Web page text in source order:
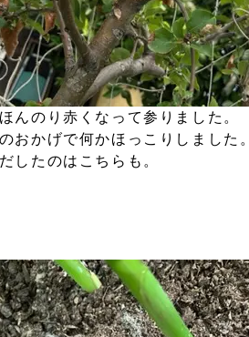
んのり赤くなって参りました。
おかげで何かほっこりしました。
したのはこちらも。